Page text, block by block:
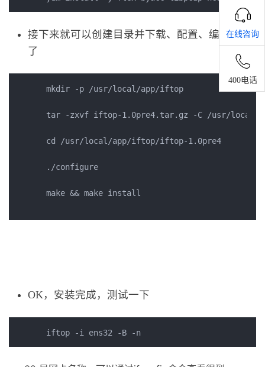
在线咨询
400电话
接下来就可以创建目录并下载、配置、编译安装
了
mkdir -p /usr/local/app/iftop
tar -zxvf iftop-1.0pre4.tar.gz -C /usr/local/
cd /usr/local/app/iftop/iftop-1.0pre4
./configure
make && make install
OK，安装完成，测试一下
iftop -i ens32 -B -n